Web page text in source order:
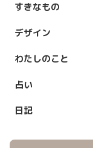
すきなもの
デザイン
わたしのこと
占い
日記